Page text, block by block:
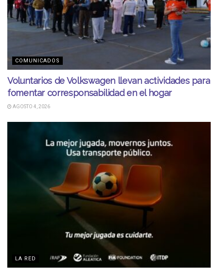
COMUNICADOS
Voluntarios de Volkswagen llevan actividades para
fomentar corresponsabilidad en el hogar
AGOSTO 4, 2026
LA RED